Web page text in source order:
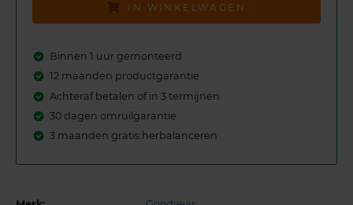
IN WINKELWAGEN
Binnen 1 uur gemonteerd
12 maanden productgarantie
Achteraf betalen of in 3 termijnen
30 dagen omruilgarantie
3 maanden gratis herbalanceren